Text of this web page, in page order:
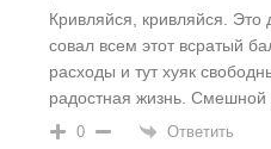
Кривляйся, кривляйся. Это
совал всем этот всратый
расходы и тут хуяк
радостная жизнь. Смешной
0 Ответить